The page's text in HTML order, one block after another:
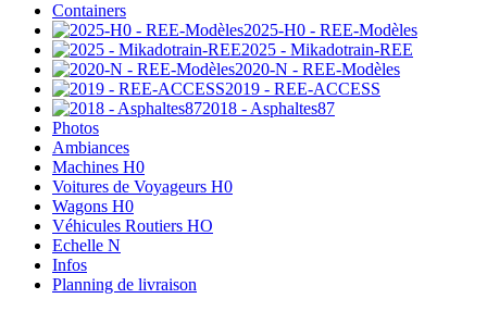
Containers
2025-H0 - REE-Modèles
2025 - Mikadotrain-REE
2020-N - REE-Modèles
2019 - REE-ACCESS
2018 - Asphaltes87
Photos
Ambiances
Machines H0
Voitures de Voyageurs H0
Wagons H0
Véhicules Routiers HO
Echelle N
Infos
Planning de livraison